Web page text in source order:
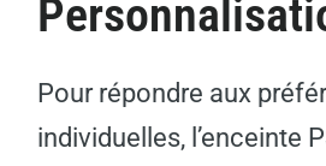
Pour répondre aux
individuelles, l’enceinte